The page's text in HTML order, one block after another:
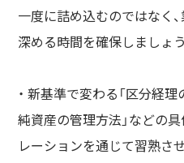
一度に詰め込むのではなく
深める時間を確保しましょう
・ 新基準で変わる「区分経理
純資産の管理方法」などの
レーションを通じて習熟さ